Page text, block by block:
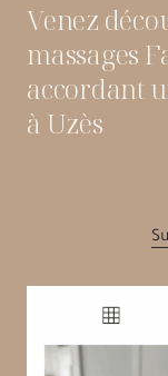
Venez
massages
accordant
à Uzès